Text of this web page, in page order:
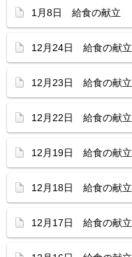
1月8日 給食の献立
12月24日 給食の献立
12月23日 給食の献立
12月22日 給食の献立
12月19日 給食の献立
12月18日 給食の献立
12月17日 給食の献立